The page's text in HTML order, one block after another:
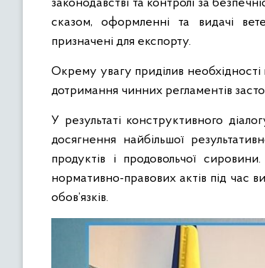
законодавстві та контролі за
сказом, оформленні та видачі
призначені для експорту.
Окрему увагу приділив
дотримання чинних регламентів
У результаті конструктивного
досягнення найбільшої
продуктів і продовольчої
нормативно-правових актів під час
обов’язків.